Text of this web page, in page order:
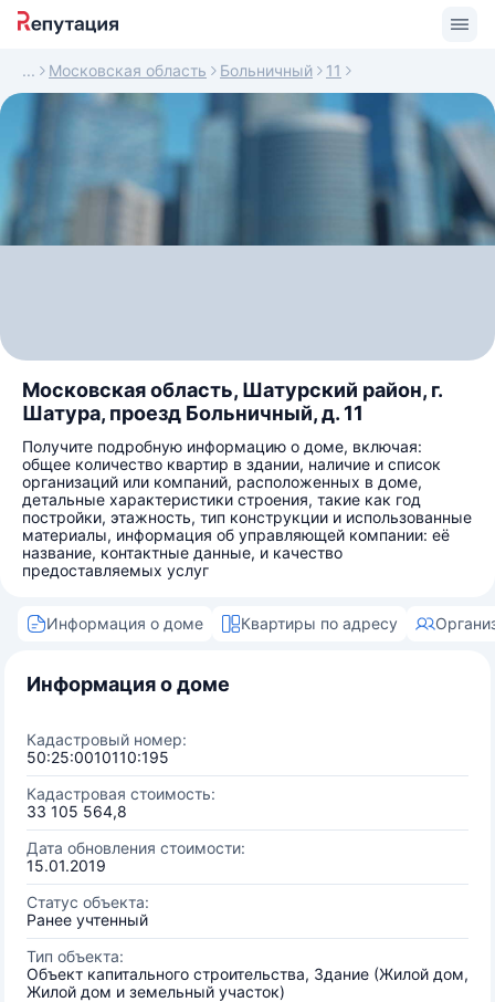
Московская область Больничный 11
Московская область, Шатурский район, г.
Шатура, проезд Больничный, д. 11
Получите подробную информацию о доме, включая:
общее количество квартир в здании, наличие и список
организаций или компаний, расположенных в доме,
детальные характеристики строения, такие как год
постройки, этажность, тип конструкции и использованные
материалы, информация об управляющей компании: её
название, контактные данные, и качество
предоставляемых услуг
Информация о доме Квартиры по адресу
Информация о доме
Кадастровый номер:
50:25:0010110:195
Кадастровая стоимость:
33 105 564,8
Дата обновления стоимости:
15.01.2019
Статус объекта:
Ранее учтенный
Тип объекта:
Объект капитального строительства, Здание (Жилой дом,
Жилой дом и земельный участок)